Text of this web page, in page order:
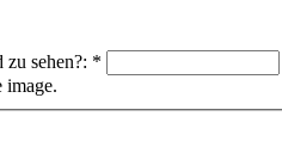
sehen?: *
image.